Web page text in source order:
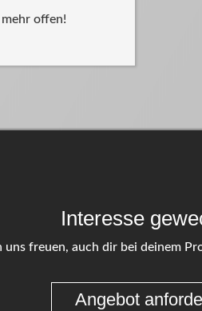
offen!
Interesse
freuen, auch dir bei deinem
Angebot